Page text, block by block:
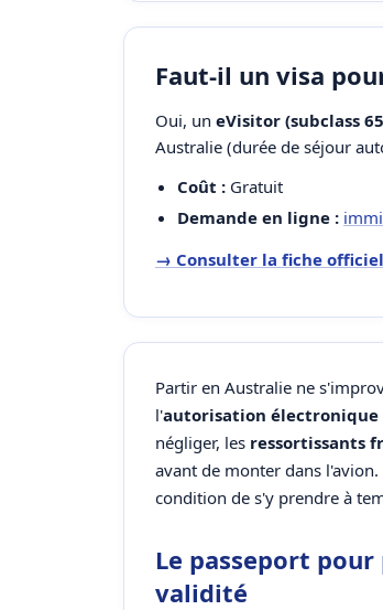
Faut-il un visa
Oui, un eVisitor (subclass
Australie (durée de séjour
Coût : Gratuit
Demande en ligne :
→ Consulter la fiche
Partir en Australie ne
l'autorisation
négliger, les ressortissants
avant de monter dans
condition de s'y prendre à
Le passeport
validité